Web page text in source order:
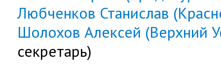
Любченков Станислав
Шолохов Алексей (Верхний
секретарь)